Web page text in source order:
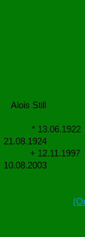
Alois Still
*
21.08.1924
+
10.08.2003